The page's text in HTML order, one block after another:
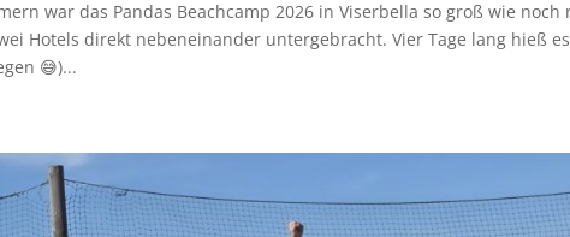
war das Pandas Beachcamp 2026 in Viserbella so groß wie noch
Hotels direkt nebeneinander untergebracht. Vier Tage lang hieß
😅)...